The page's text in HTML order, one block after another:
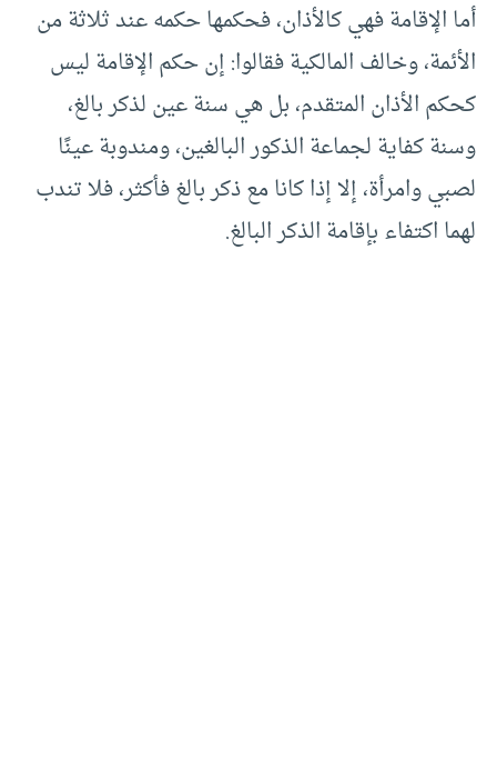
أما الإقامة فهي كالأذان، فحكمها حكمه عند ثلاثة من
الأئمة، وخالف المالكية فقالوا: إن حكم الإقامة ليس
كحكم الأذان المتقدم، بل هي سنة عين لذكر بالغ،
وسنة كفاية لجماعة الذكور البالغين، ومندوبة عينًا
لصبي وامرأة، إلا إذا كانا مع ذكر بالغ فأكثر، فلا تندب
لهما اكتفاء بإقامة الذكر البالغ.